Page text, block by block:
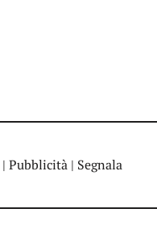
| Pubblicità | Segnala